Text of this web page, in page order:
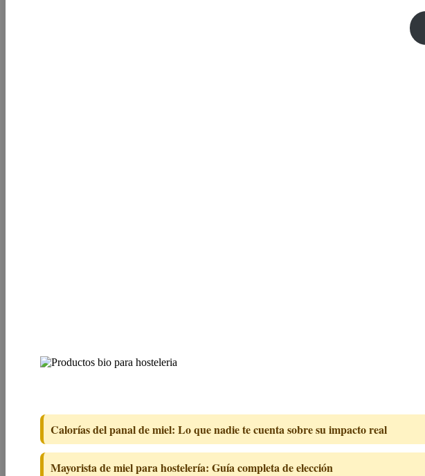
Calorías del panal de miel: Lo que nadie te cuenta sobre su impacto real
Mayorista de miel para hostelería: Guía completa de elección